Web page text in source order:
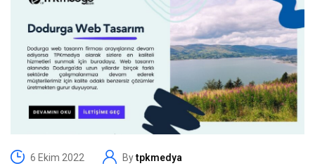
6 Ekim 2022 Bytpkmedya